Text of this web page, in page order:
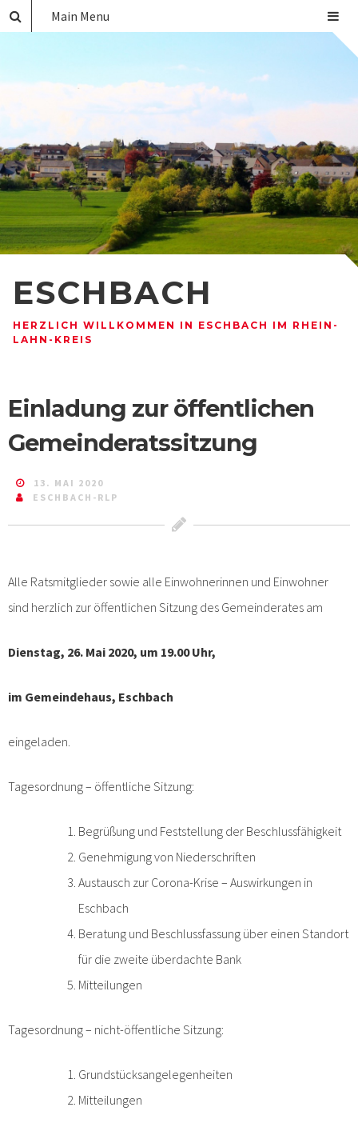
ESCHBACH
HERZLICH WILLKOMMEN IN ESCHBACH IM RHEIN-
LAHN-KREIS
Main Menu
Einladung zur öffentlichen
Gemeinderatssitzung
13. MAI 2020
ESCHBACH-RLP
Alle Ratsmitglieder sowie alle Einwohnerinnen und Einwohner
sind herzlich zur öffentlichen Sitzung des Gemeinderates am
Dienstag, 26. Mai 2020, um 19.00 Uhr,
im Gemeindehaus, Eschbach
eingeladen.
Tagesordnung – öffentliche Sitzung:
Begrüßung und Feststellung der Beschlussfähigkeit
Genehmigung von Niederschriften
Austausch zur Corona-Krise – Auswirkungen in
Eschbach
Beratung und Beschlussfassung über einen Standort
für die zweite überdachte Bank
Mitteilungen
Tagesordnung – nicht-öffentliche Sitzung:
Grundstücksangelegenheiten
Mitteilungen